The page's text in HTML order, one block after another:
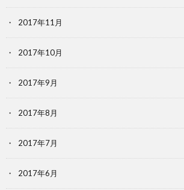
2017年11月
2017年10月
2017年9月
2017年8月
2017年7月
2017年6月